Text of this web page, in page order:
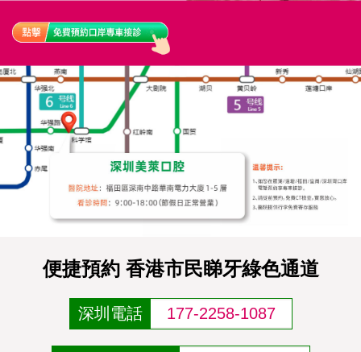
便捷預約 香港市民睇牙綠色通道
深圳電話 177-2258-1087